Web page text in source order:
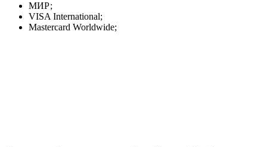
МИР;
VISA International;
Mastercard Worldwide;